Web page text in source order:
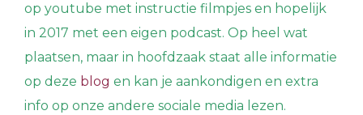
op youtube met instructie filmpjes en hopelijk
in 2017 met een eigen podcast. Op heel wat
plaatsen, maar in hoofdzaak staat alle informatie
op deze blog en kan je aankondigen en extra
info op onze andere sociale media lezen.